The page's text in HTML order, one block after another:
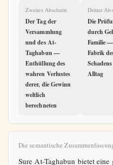
Zweiter Abschnitt
Der Tag der
Versammlung
und des At-
Taghabun —
Enthüllung des
wahren Verlustes
derer, die Gewinn
weltlich
berechneten
Dritter
Die
durch
Familie
Fabrik
Alltag
Die semantische
Sure At-Taghabun bietet